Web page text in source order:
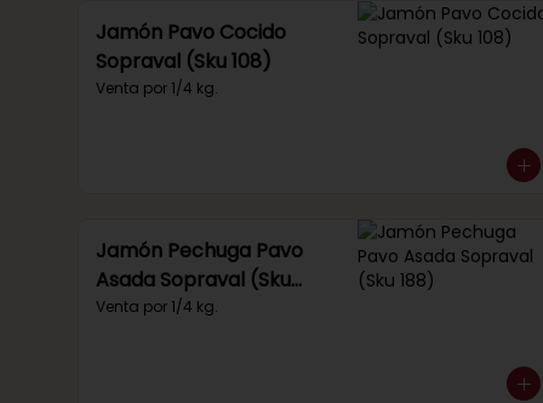
Jamón Pavo Cocido
Sopraval (Sku 108)
Venta por 1/4 kg.
Jamón Pechuga Pavo
Asada Sopraval (Sku
188)
Venta por 1/4 kg.